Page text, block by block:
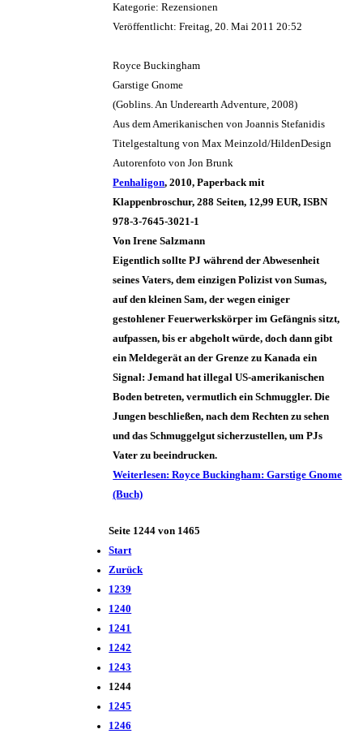
Kategorie: Rezensionen
Veröffentlicht: Freitag, 20. Mai 2011 20:52
Royce Buckingham
Garstige Gnome
(Goblins. An Underearth Adventure, 2008)
Aus dem Amerikanischen von Joannis Stefanidis
Titelgestaltung von Max Meinzold/HildenDesign
Autorenfoto von Jon Brunk
Penhaligon, 2010, Paperback mit
Klappenbroschur, 288 Seiten, 12,99 EUR, ISBN
978-3-7645-3021-1
Von Irene Salzmann
Eigentlich sollte PJ während der Abwesenheit
seines Vaters, dem einzigen Polizist von Sumas,
auf den kleinen Sam, der wegen einiger
gestohlener Feuerwerkskörper im Gefängnis sitzt,
aufpassen, bis er abgeholt würde, doch dann gibt
ein Meldegerät an der Grenze zu Kanada ein
Signal: Jemand hat illegal US-amerikanischen
Boden betreten, vermutlich ein Schmuggler. Die
Jungen beschließen, nach dem Rechten zu sehen
und das Schmuggelgut sicherzustellen, um PJs
Vater zu beeindrucken.
Weiterlesen: Royce Buckingham: Garstige Gnome
(Buch)
Seite 1244 von 1465
Start
Zurück
1239
1240
1241
1242
1243
1244
1245
1246